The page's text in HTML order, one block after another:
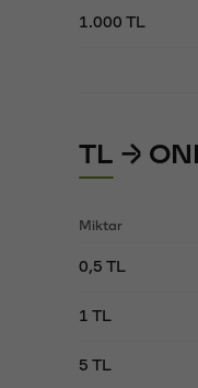
1.000 TL
TL →
Miktar
0,5 TL
1 TL
5 TL